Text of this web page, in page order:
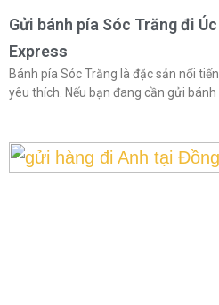
Gửi bánh pía Sóc Trăng đi
Express
Bánh pía Sóc Trăng là đặc sản nổi
yêu thích. Nếu bạn đang cần gửi bánh